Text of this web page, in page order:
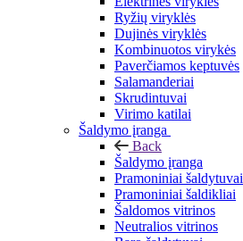
Ryžių viryklės
Dujinės viryklės
Kombinuotos virykės
Paverčiamos keptuvės
Salamanderiai
Skrudintuvai
Virimo katilai
Šaldymo įranga
Back
Šaldymo įranga
Pramoniniai šaldytuvai
Pramoniniai šaldikliai
Šaldomos vitrinos
Neutralios vitrinos